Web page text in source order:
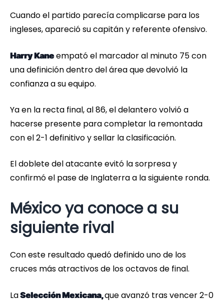
Cuando el partido parecía complicarse para los
ingleses, apareció su capitán y referente ofensivo.
Harry Kaneempató el marcador al minuto 75 con
una definición dentro del área que devolvió la
confianza a su equipo.
Ya en la recta final, al 86, el delantero volvió a
hacerse presente para completar la remontada
con el 2-1 definitivo y sellar la clasificación.
El doblete del atacante evitó la sorpresa y
confirmó el pase de Inglaterra a la siguiente ronda.
México ya conoce a su
siguiente rival
Con este resultado quedó definido uno de los
cruces más atractivos de los octavos de final.
LaSelección Mexicana,que avanzó tras vencer 2-0